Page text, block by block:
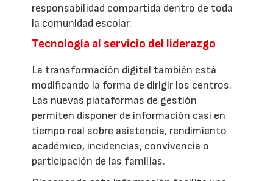
responsabilidad compartida dentro de toda
la comunidad escolar.
Tecnología al servicio del liderazgo
La transformación digital también está
modificando la forma de dirigir los centros.
Las nuevas plataformas de gestión
permiten disponer de información casi en
tiempo real sobre asistencia, rendimiento
académico, incidencias, convivencia o
participación de las familias.